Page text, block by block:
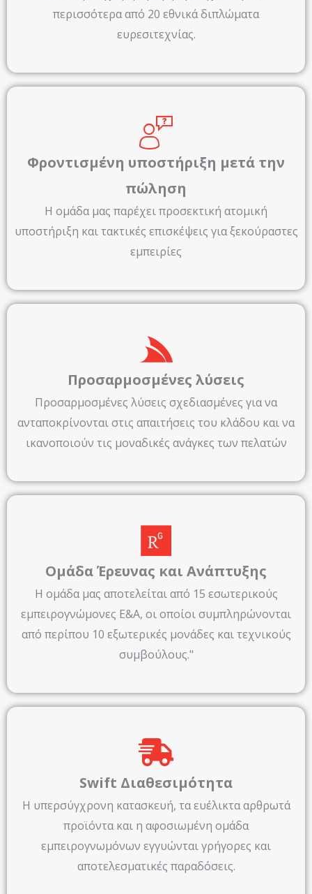
περισσότερα από 20 εθνικά διπλώματα
ευρεσιτεχνίας.
Φροντισμένη υποστήριξη μετά την
πώληση
Η ομάδα μας παρέχει προσεκτική ατομική
υποστήριξη και τακτικές επισκέψεις για ξεκούραστες
εμπειρίες
Προσαρμοσμένες λύσεις
Προσαρμοσμένες λύσεις σχεδιασμένες για να
ανταποκρίνονται στις απαιτήσεις του κλάδου και να
ικανοποιούν τις μοναδικές ανάγκες των πελατών
Ομάδα Έρευνας και Ανάπτυξης
Η ομάδα μας αποτελείται από 15 εσωτερικούς
εμπειρογνώμονες Ε&Α, οι οποίοι συμπληρώνονται
από περίπου 10 εξωτερικές μονάδες και τεχνικούς
συμβούλους."
Swift Διαθεσιμότητα
Η υπερσύγχρονη κατασκευή, τα ευέλικτα αρθρωτά
προϊόντα και η αφοσιωμένη ομάδα
εμπειρογνωμόνων εγγυώνται γρήγορες και
αποτελεσματικές παραδόσεις.